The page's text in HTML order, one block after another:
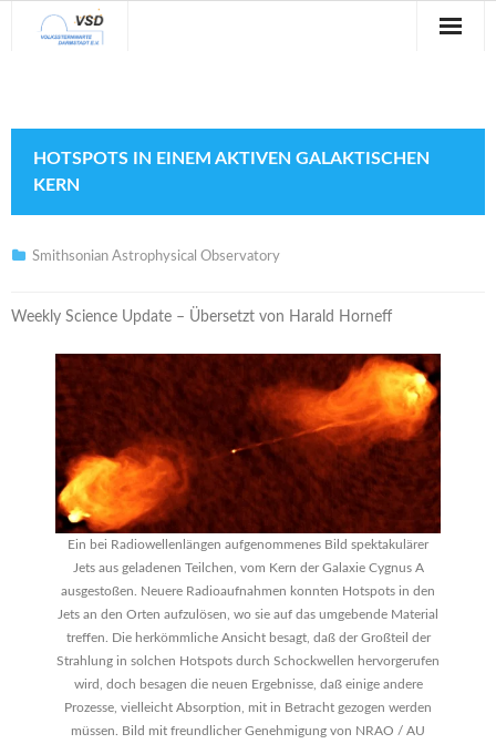
Veranstaltungen
Verein
Kontakt
HOTSPOTS IN EINEM AKTIVEN GALAKTISCHEN
KERN
Smithsonian Astrophysical Observatory
Weekly Science Update – Übersetzt von Harald Horneff
Ein bei Radiowellenlängen aufgenommenes Bild spektakulärer
Jets aus geladenen Teilchen, vom Kern der Galaxie Cygnus A
ausgestoßen. Neuere Radioaufnahmen konnten Hotspots in den
Jets an den Orten aufzulösen, wo sie auf das umgebende Material
treffen. Die herkömmliche Ansicht besagt, daß der Großteil der
Strahlung in solchen Hotspots durch Schockwellen hervorgerufen
wird, doch besagen die neuen Ergebnisse, daß einige andere
Prozesse, vielleicht Absorption, mit in Betracht gezogen werden
müssen. Bild mit freundlicher Genehmigung von NRAO / AU